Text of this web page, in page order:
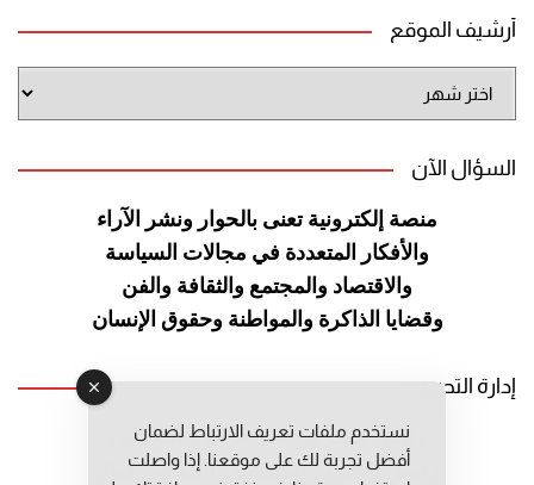
أرشيف الموقع
الموقع
السؤال الآن
منصة إلكترونية تعنى بالحوار ونشر الآراء
والأفكار المتعددة في مجالات السياسة
والاقتصاد والمجتمع والثقافة والفن
وقضايا الذاكرة والمواطنة وحقوق الإنسان
إدارة التحرير
رئيس التحرير: عبد الرحيم التوراني
رئيس التحرير المساعد: المعطي قبال
نستخدم ملفات تعريف الارتباط لضمان
أفضل تجربة لك على موقعنا. إذا واصلت